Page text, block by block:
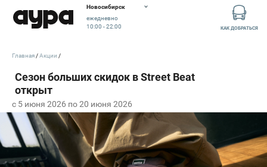
Новосибирск
ежедневно
10:00 - 22:00
КАК ДОБРАТЬСЯ
c 5 июня 2026 по 20 июня 2026
Главная Акции